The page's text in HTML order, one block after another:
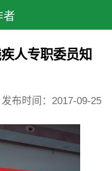
者
人专职委员知
发布时间： 2017-09-25